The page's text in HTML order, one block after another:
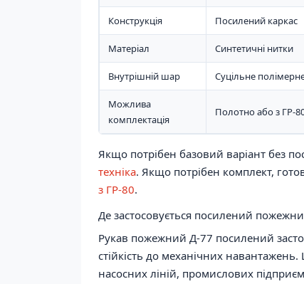
Конструкція Посилений каркас
Матеріал Синтетичні нитки
Внутрішній шар Суцільне
Можлива
комплектація
Полотно або з ГР-
Якщо потрібен базовий варіант без
техніка. Якщо потрібен комплект,
з ГР-80.
Де застосовується посилений
Рукав пожежний Д-77 посилений
стійкість до механічних
насосних ліній, промислових